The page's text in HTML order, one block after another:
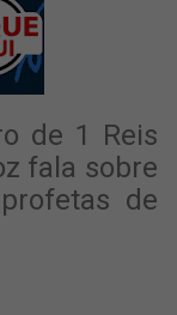
de 1 Reis
fala sobre
de